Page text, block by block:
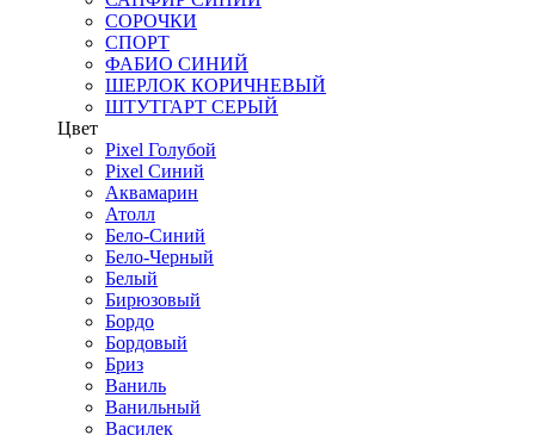
СОРОЧКИ
СПОРТ
ФАБИО СИНИЙ
ШЕРЛОК КОРИЧНЕВЫЙ
ШТУТГАРТ СЕРЫЙ
Цвет
Pixel Голубой
Pixel Синий
Аквамарин
Атолл
Бело-Синий
Бело-Черный
Белый
Бирюзовый
Бордо
Бордовый
Бриз
Ваниль
Ванильный
Василек